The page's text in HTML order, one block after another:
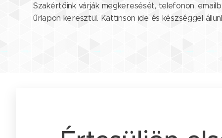
Szakértőink várják megkeresését, telefonon,
űrlapon keresztül. Kattinson ide és készséggel